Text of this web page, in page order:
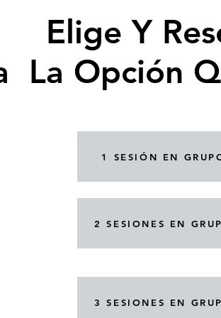
Elige Y
La Opción
Elige Y
La Opción
1 SESIÓN EN
2 SESIONES EN
3 SESIONES EN